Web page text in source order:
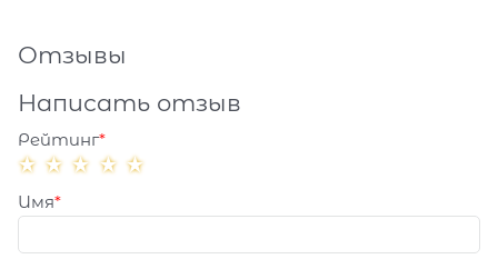
Отзывы
Написать отзыв
Рейтинг
Имя